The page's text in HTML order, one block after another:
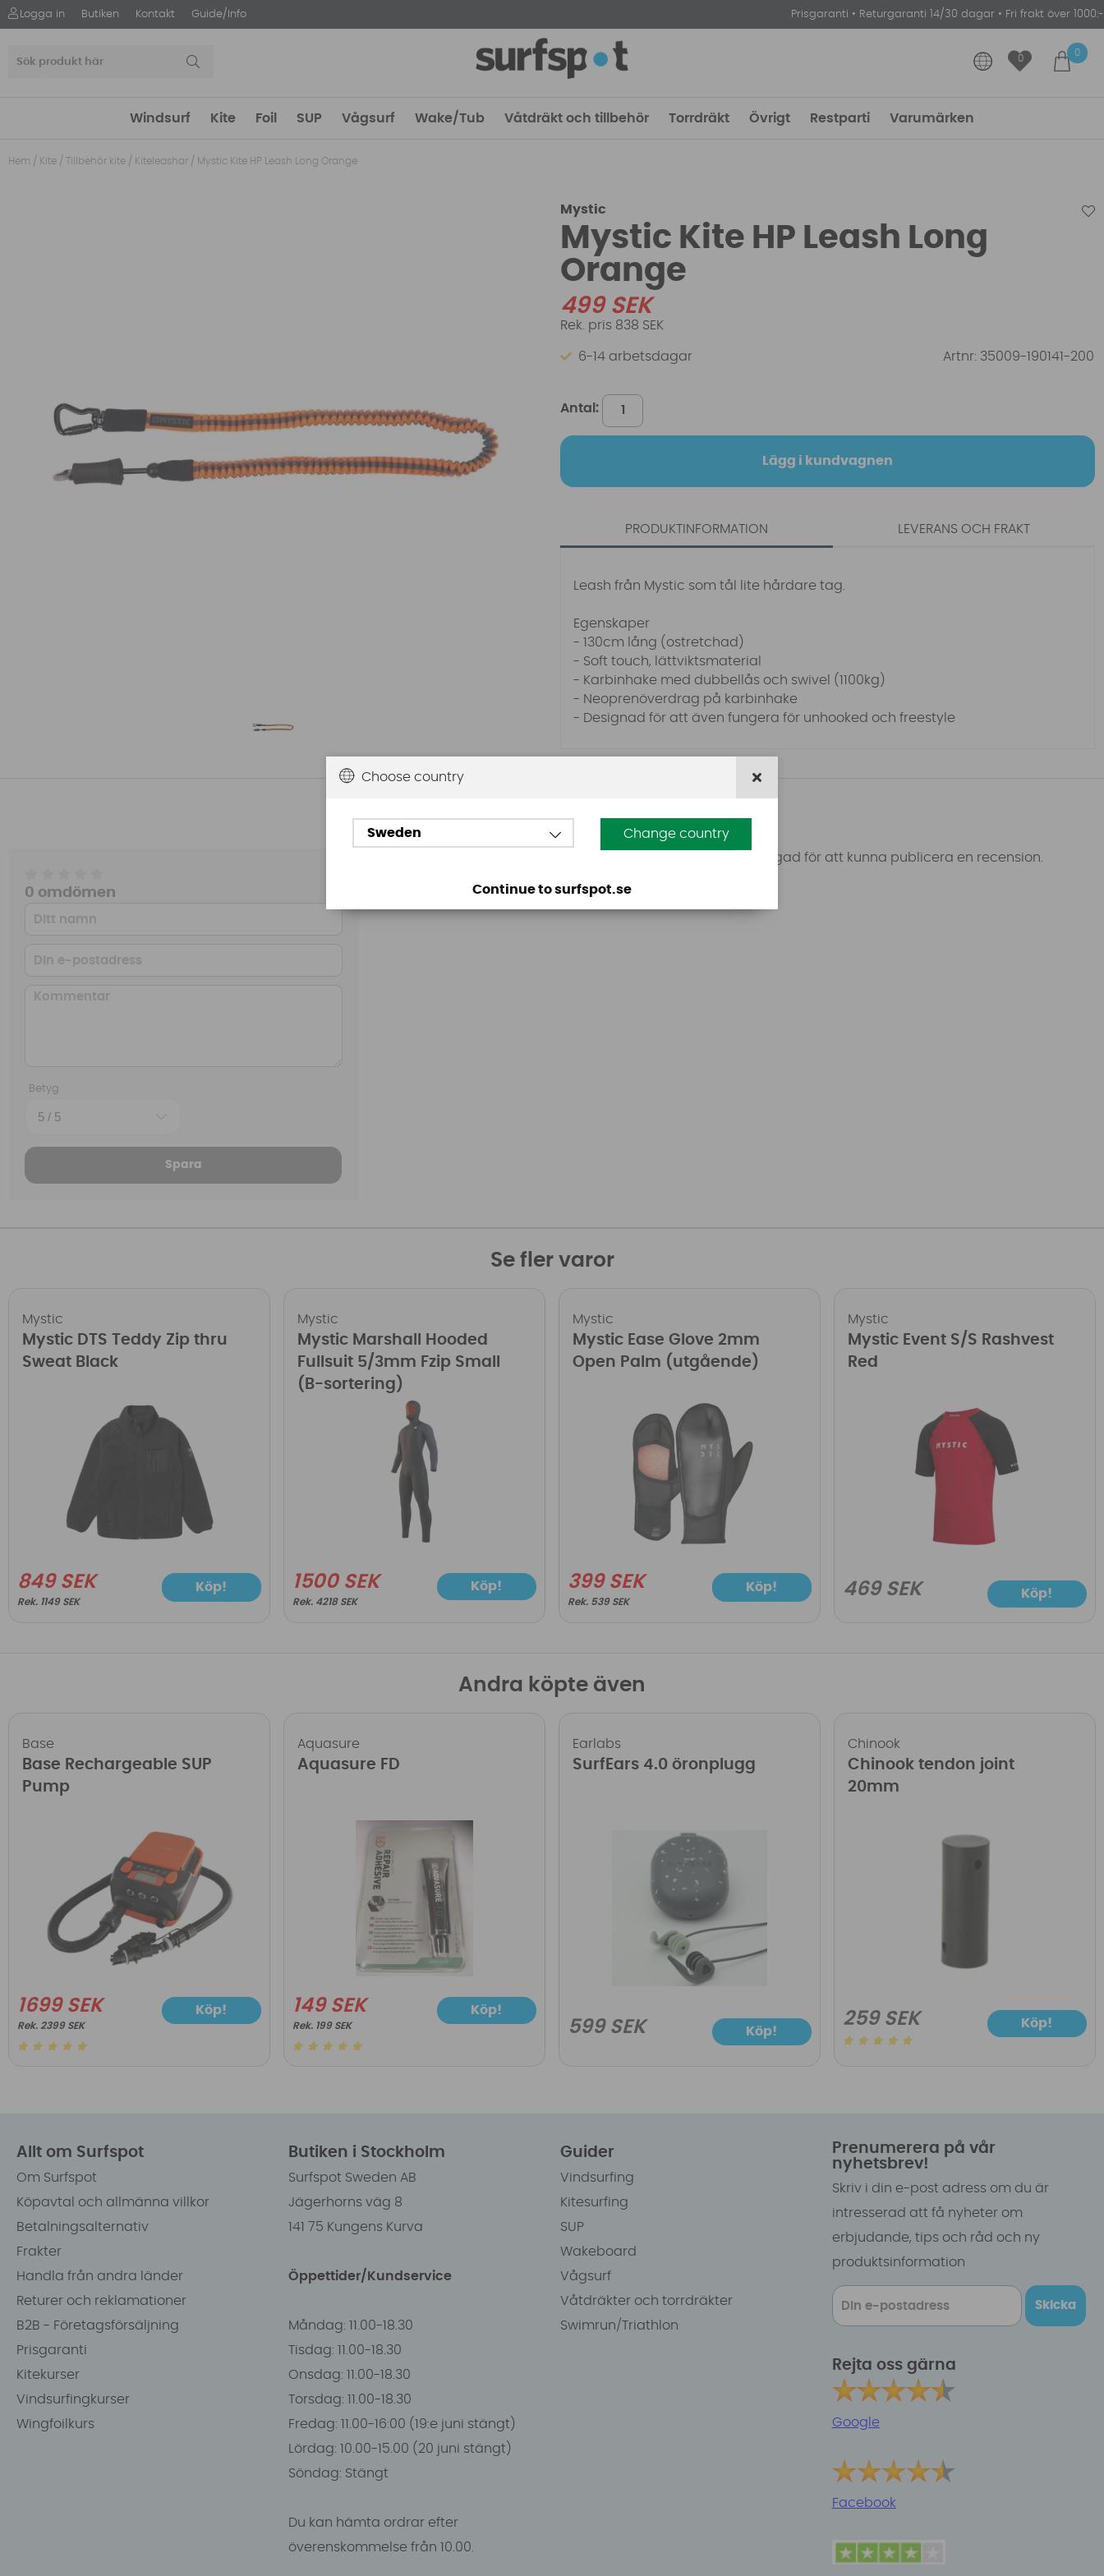
Logga in Butiken Kontakt Guide/Info Prisgaranti • Returgaranti 14/30 dagar • Fri frakt över 1000:-
0
0
Windsurf Kite Foil SUP Vågsurf Wake/Tub Våtdräkt och tillbehör Torrdräkt Övrigt Restparti Varumärken
Hem / Kite / Tillbehör kite / Kiteleashar / Mystic Kite HP Leash Long Orange
Mystic
Mystic Kite HP Leash Long
Orange
499SEK
838 SEK
6-14 arbetsdagar Artnr: 35009-190141-200
Antal:
Lägg i kundvagnen
PRODUKTINFORMATION
Leash från Mystic som tål lite hårdare tag.
Egenskaper
- 130cm lång (ostretchad)
- Soft touch, lättviktsmaterial
- Karbinhake med dubbellås och swivel (1100kg)
- Neoprenöverdrag på karbinhake
- Designad för att även fungera för unhooked och freestyle
LEVERANS OCH FRAKT
0 omdömen
Betyg
Spara
Den här produkten har inga recensioner. Du måste vara inloggad för att kunna publicera en recension.
Se fler varor
Mystic
Mystic DTS Teddy Zip thru
Sweat Black
849 SEK
1149 SEK
Köp!
Mystic
Mystic Marshall Hooded
Fullsuit 5/3mm Fzip Small
(B-sortering)
1500 SEK
4218 SEK
Köp!
Mystic
Mystic Ease Glove 2mm
Open Palm (utgående)
399 SEK
539 SEK
Köp!
Mystic
Mystic Event S/S Rashvest
Red
469 SEK Köp!
Andra köpte även
Base
Base Rechargeable SUP
Pump
1699 SEK
2399 SEK
Köp!
Aquasure
Aquasure FD
149 SEK
199 SEK
Köp!
Earlabs
SurfEars 4.0 öronplugg
599 SEK Köp!
Chinook
Chinook tendon joint
20mm
259 SEK Köp!
Allt om Surfspot
Om Surfspot
Köpavtal och allmänna villkor
Betalningsalternativ
Frakter
Handla från andra länder
Returer och reklamationer
B2B - Företagsförsäljning
Prisgaranti
Kitekurser
Vindsurfingkurser
Wingfoilkurs
Butiken i Stockholm
Surfspot Sweden AB
Jägerhorns väg 8
141 75 Kungens Kurva
Öppettider/Kundservice
Måndag: 11.00-18.30
Tisdag: 11.00-18.30
Onsdag: 11.00-18.30
Torsdag: 11.00-18.30
Fredag: 11.00-16:00 (19:e juni stängt)
Lördag: 10.00-15.00 (20 juni stängt)
Söndag: Stängt
Du kan hämta ordrar efter
överenskommelse från 10.00.
Guider
Vindsurfing
Kitesurfing
SUP
Wakeboard
Vågsurf
Våtdräkter och torrdräkter
Swimrun/Triathlon
Prenumerera på vår
nyhetsbrev!
Skriv i din e-post adress om du är
intresserad att få nyheter om
erbjudande, tips och råd och ny
produktsinformation
Skicka
Rejta oss gärna
Google
Facebook
Choose country
Sweden Change country
Continue to surfspot.se